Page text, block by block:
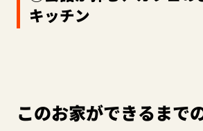
キッチン
このお家ができるまで